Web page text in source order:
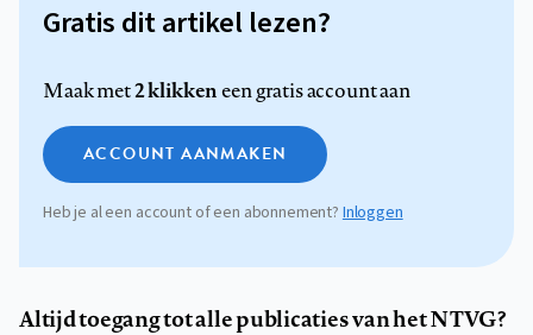
Gratis dit artikel lezen?
Maak met2 klikkeneen gratis account aan
ACCOUNT AANMAKEN
Heb je al een account of een abonnement? Inloggen
Altijd toegang tot alle publicaties van het NTVG?